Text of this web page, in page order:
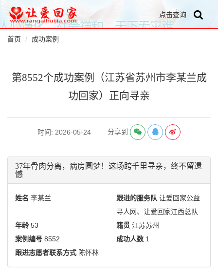
点击查询
首页 成功案例
第8552个成功案例（江苏省苏州市李某兰成
功回家）正向寻亲
时间: 2026-05-24 分享到
37年骨肉分离，病房圆梦！这场跨千里寻亲，终不留遗
憾
姓名 李某兰 跟进的服务队 让爱回家公益
寻人网、让爱回家江西总队
年龄53 籍贯 江苏苏州
案例编号 8552 成功人数 1
跟进志愿者联系方式 陈怀林